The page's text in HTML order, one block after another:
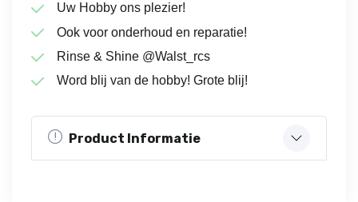
Uw Hobby ons plezier!
Ook voor onderhoud en reparatie!
Rinse & Shine @Walst_rcs
Word blij van de hobby! Grote blij!
Product Informatie